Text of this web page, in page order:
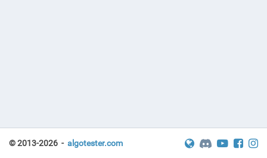
© 2013-2026 - algotester.com